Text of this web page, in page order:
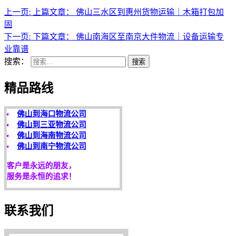
上一页: 上篇文章：
佛山三水区到惠州货物运输｜木箱打包加
固
下一页: 下篇文章：
佛山南海区至南京大件物流｜设备运输专
业靠谱
搜索：
搜索
精品路线
天开地辟宏基，
东成西就泰运！
途鸽快运精品路线：
佛山到三亚物流公司
佛山到海南物流公司
佛山到南宁物流公司
客户是永远的朋友，
服务是永恒的追求！
欢迎您光临！
我们将竭诚为你服务！
联系我们